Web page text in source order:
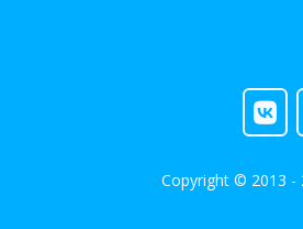
Copyright © 2013 -